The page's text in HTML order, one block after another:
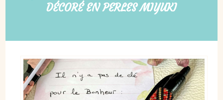
DÉCORÉ EN PERLES MIYUKI